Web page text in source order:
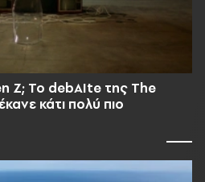
Z; Το debAIte της The
κάτι πολύ πιο